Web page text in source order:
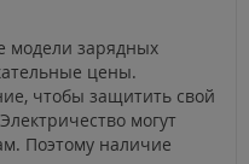
модели зарядных
цены.
чтобы защитить свой
могут
Поэтому наличие